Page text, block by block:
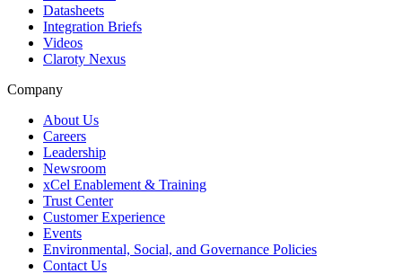
Datasheets
Integration Briefs
Videos
Claroty Nexus
Company
About Us
Careers
Leadership
Newsroom
xCel Enablement & Training
Trust Center
Customer Experience
Events
Environmental, Social, and Governance Policies
Contact Us